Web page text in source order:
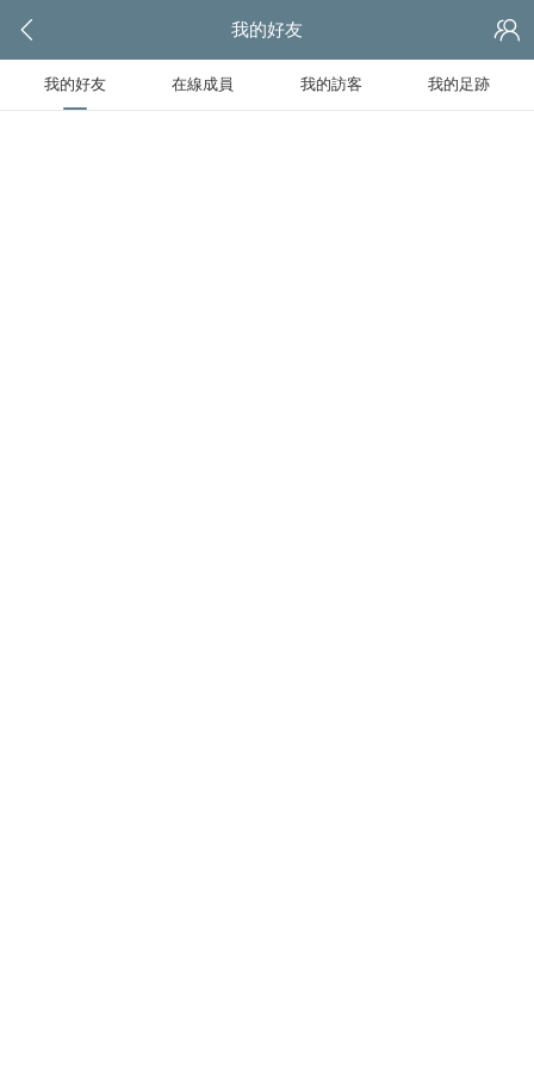
我的好友
我的好友 在線成員 我的訪客 我的足跡